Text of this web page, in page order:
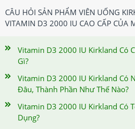
CÂU HỎI SẢN PHẨM VIÊN UỐNG
VITAMIN D3 2000 IU CAO CẤP CỦA
Vitamin D3 2000 IU Kirkland Có
Gì?
Vitamin D3 2000 IU Kirkland Có
Đâu, Thành Phần Như Thế Nào?
Vitamin D3 2000 IU Kirkland Có
Dụng?